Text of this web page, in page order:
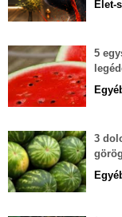
Élet-
5
3